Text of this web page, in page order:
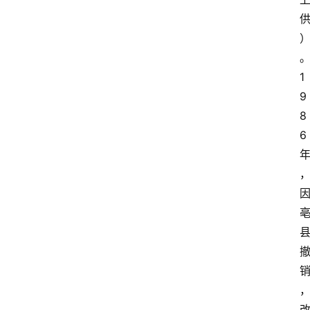
供
）
。
1
9
8
6
年
，
因
亳
县
撤
销
，